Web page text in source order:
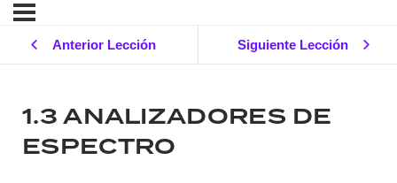
Anterior Lección Siguiente Lección
1.3 ANALIZADORES DE
ESPECTRO